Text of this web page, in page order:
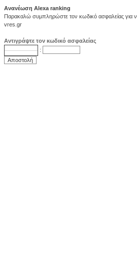
Ανανέωση Alexa ranking
Παρακαλώ συμπληρώστε τον κωδικό ασφαλείας για
vres.gr
Αντιγράψτε τον κωδικό ασφαλείας
: